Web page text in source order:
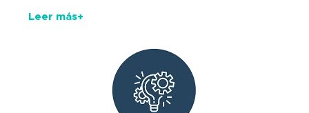
Leer más+